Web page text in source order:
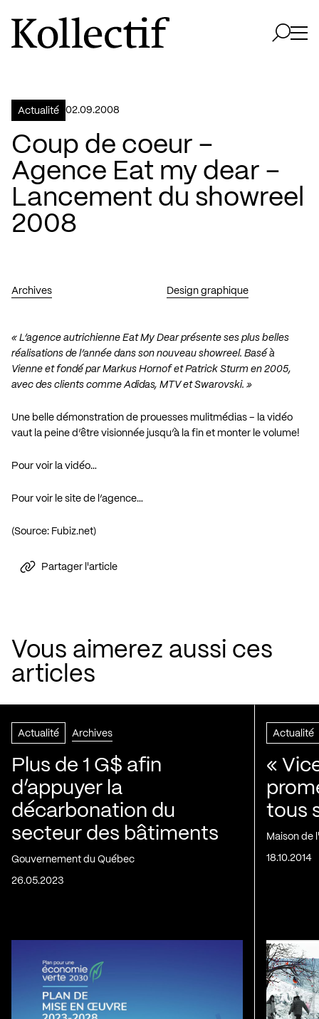
Aller à la page d'accueil
Logo Kollectif
Actualité 02.09.2008
Coup de coeur –
Agence Eat my dear –
Lancement du showreel
2008
Archives Design graphique
« L’agence autrichienne Eat My Dear présente ses plus belles
réalisations de l’année dans son nouveau showreel. Basé à
Vienne et fondé par Markus Hornof et Patrick Sturm en 2005,
avec des clients comme Adidas, MTV et Swarovski. »
Une belle démonstration de prouesses mulitmédias – la vidéo
vaut la peine d’être visionnée jusqu’à la fin et monter le volume!
Pour voir la vidéo…
Pour voir le site de l’agence…
(Source: Fubiz.net)
Partager l'article
Vous aimerez aussi ces
articles
Actualité Archives
Plus de 1 G$ afin
d’appuyer la
décarbonation du
secteur des bâtiments
Gouvernement du Québec
26.05.2023
Actualité
«
tous
Maison de
18.10.2014